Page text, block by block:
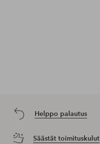
Helppo palautus
Säästät toimituskulut